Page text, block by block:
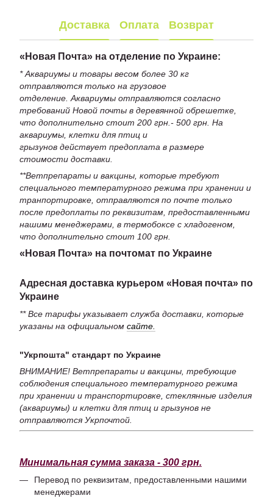
Доставка Оплата Возврат
« Новая Почта» на отделение по Украине:
* Аквариумы и товары весом более 30 кг
отправляются только на грузовое
отделение. Аквариумы отправляются согласно
требований Новой почты в деревянной обрешетке,
что дополнительно стоит 200 грн.- 500 грн. На
аквариумы, клетки для птиц и
грызунов действует предоплата в размере
стоимости доставки.
**Ветпрепараты и вакцины, которые требуют
специального температурного режима при хранении и
транпортировке, отправляются по почте только
после предоплаты по реквизитам, предоставленными
нашими менеджерами, в термобоксе с хладогеном,
что дополнительно стоит 100 грн.
«Новая Почта» на почтомат по Украине
Адресная доставка курьером «Новая почта» по
Украине
** Все тарифы указывает служба доставки, которые
указаны на официальном сайте.
"Укрпошта" стандарт по Украине
ВНИМАНИЕ! Ветпрепараты и вакцины, требующие
соблюдения специального температурного режима
при хранении и транспортировке, стеклянные изделия
(аквариумы) и клетки для птиц и грызунов не
отправляются Укрпочтой.
Минимальная сумма заказа - 300 грн.
Перевод по реквизитам, предоставленными нашими
менеджерами